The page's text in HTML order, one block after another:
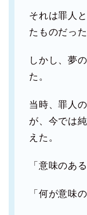
それは罪人
たものだった
しかし、夢
た。
当時、罪人
が、今では
えた。
「意味のあ
「何が意味